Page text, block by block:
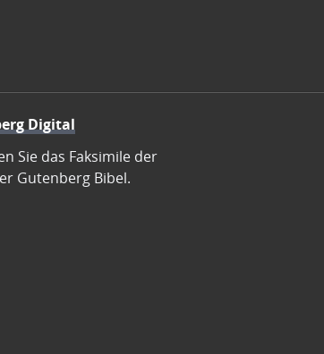
Digital
Sie das Faksimile der
Gutenberg Bibel.